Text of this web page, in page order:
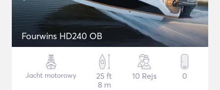
Fourwins HD240 OB
Jacht motorowy
25 ft
8 m
10 Rejs 0